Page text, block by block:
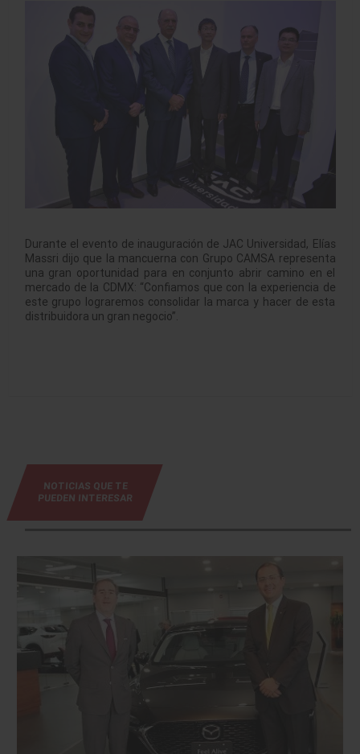
Durante el evento de inauguración de JAC Universidad, Elías
Massri dijo que la mancuerna con Grupo CAMSA representa
una gran oportunidad para en conjunto abrir camino en el
mercado de la CDMX: “Confiamos que con la experiencia de
este grupo lograremos consolidar la marca y hacer de esta
distribuidora un gran negocio”.
NOTICIAS QUE TE
PUEDEN INTERESAR